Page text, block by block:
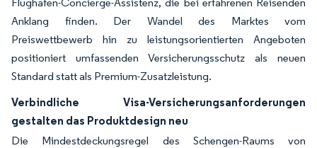
Anklang finden. Der Wandel des Marktes vom
Preiswettbewerb hin zu leistungsorientierten Angeboten
positioniert umfassenden Versicherungsschutz als neuen
Standard statt als Premium-Zusatzleistung.
Verbindliche Visa-Versicherungsanforderungen
gestalten das Produktdesign neu
Die Mindestdeckungsregel des Schengen-Raums von